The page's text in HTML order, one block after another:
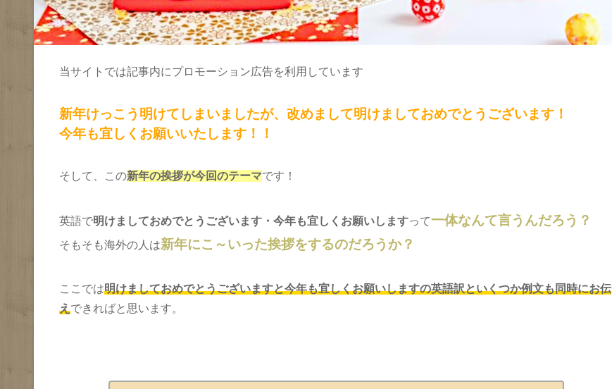
当サイトでは記事内にプロモーション広告を利用しています
新年けっこう明けてしまいましたが、改めまして明けましておめでとうございます！
今年も宜しくお願いいたします！！
そして、この新年の挨拶が今回のテーマです！
英語で明けましておめでとうございます・今年も宜しくお願いしますって一体なんて言うんだろう？
そもそも海外の人は新年にこ～いった挨拶をするのだろうか？
ここでは明けましておめでとうございますと今年も宜しくお願いしますの英語訳といくつか例文も同時にお伝
えできればと思います。